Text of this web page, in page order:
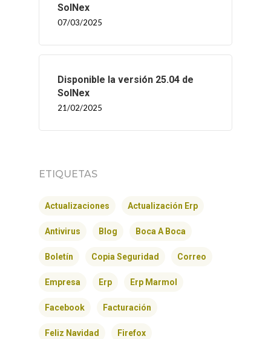
SolNex
07/03/2025
Disponible la versión 25.04 de
SolNex
21/02/2025
ETIQUETAS
Actualizaciones Actualización Erp
Antivirus Blog Boca A Boca
Boletín Copia Seguridad Correo
Empresa Erp Erp Marmol
Facebook Facturación
Feliz Navidad Firefox
SOLNEX
SERVICIOS
BLOG